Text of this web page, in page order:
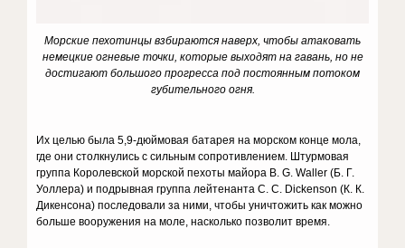
Морские пехотинцы взбираются наверх, чтобы атаковать
немецкие огневые точки, которые выходят на гавань, но не
достигают большого прогресса под постоянным потоком
губительного огня.
Их целью была 5,9-дюймовая батарея на морском конце мола,
где они столкнулись с сильным сопротивлением. Штурмовая
группа Королевской морской пехоты майора B. G. Waller (Б. Г.
Уоллера) и подрывная группа лейтенанта C. C. Dickenson (К. К.
Дикенсона) последовали за ними, чтобы уничтожить как можно
больше вооружения на моле, насколько позволит время.